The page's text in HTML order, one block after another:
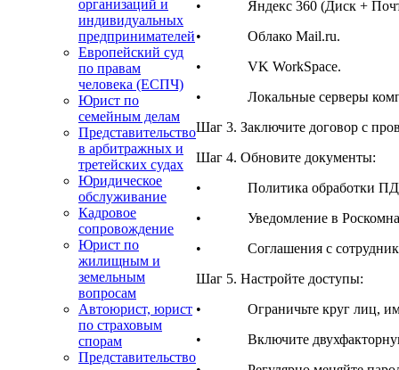
организаций и
индивидуальных
предпринимателей
Европейский суд
по правам
человека (ЕСПЧ)
Юрист по
семейным делам
Представительство
в арбитражных и
третейских судах
Юридическое
обслуживание
Кадровое
сопровождение
Юрист по
жилищным и
земельным
вопросам
Автоюрист, юрист
по страховым
спорам
Представительство
• Яндекс 360 (Диск +
• Облако Mail.ru.
• VK WorkSpace.
• Локальные серверы
Шаг 3. Заключите договор с
Шаг 4. Обновите документы:
• Политика обработки
• Уведомление в
• Соглашения с
Шаг 5. Настройте доступы:
• Ограничьте круг лиц,
• Включите двухфакторную